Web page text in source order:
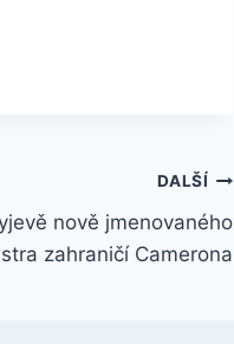
DALŠÍ
nově jmenovaného
zahraničí Camerona